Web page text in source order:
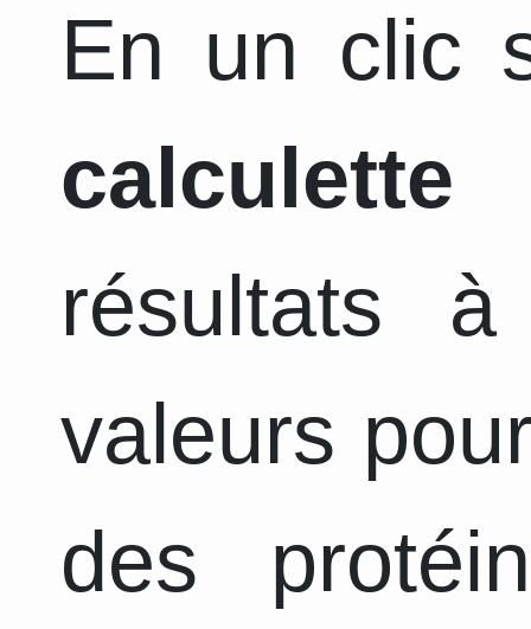
En un clic
calculette
résultats
valeurs
des